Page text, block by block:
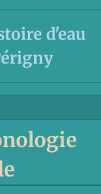
d'eau